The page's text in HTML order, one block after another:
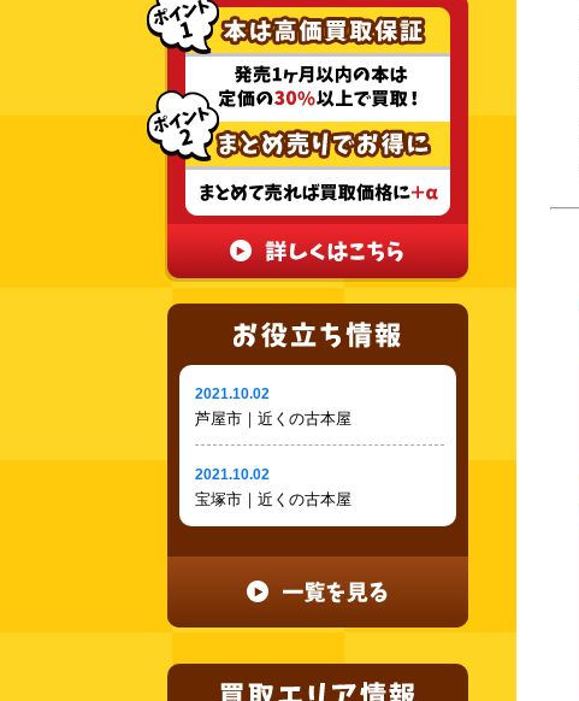
2021.10.02
芦屋市｜近くの古本屋
2021.10.02
宝塚市｜近くの古本屋